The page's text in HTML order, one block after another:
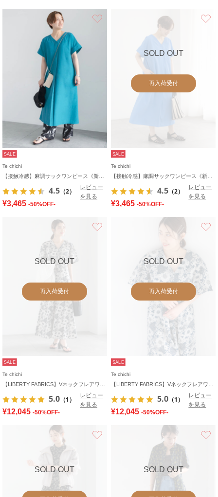
SALE
Te chichi
4.5 （2）
レビュー
を見る
¥3,465 -50%OFF-
SOLD OUT
再入荷受付
SALE
Te chichi
4.5 （2）
レビュー
を見る
¥3,465 -50%OFF-
SOLD OUT
再入荷受付
SALE
Te chichi
5.0 （1）
レビュー
を見る
¥12,045 -50%OFF-
SOLD OUT
再入荷受付
SALE
Te chichi
5.0 （1）
レビュー
を見る
¥12,045 -50%OFF-
SOLD OUT SOLD OUT